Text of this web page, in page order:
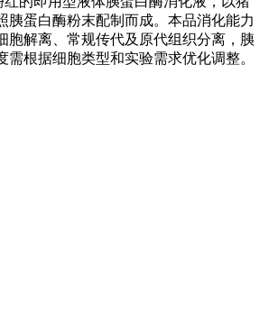
胰蛋白酶粉末配制而成。本品消化能力
胞解离、常规传代及原代组织分离，胰
需根据细胞类型和实验需求优化调整。